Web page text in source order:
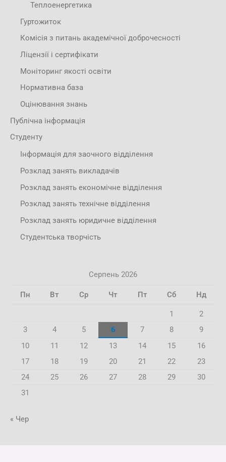
Теплоенергетика
Гуртожиток
Комісія з питань академічної доброчесності
Ліцензії і сертифікати
Моніторинг якості освіти
Нормативна база
Оцінювання знань
Публічна інформація
Студенту
Інформація для заочного відділення
Розклад занять викладачів
Розклад занять економічне відділення
Розклад занять технічне відділення
Розклад занять юридичне відділення
Студентська творчість
Серпень 2026
Пн Вт Ср Чт Пт Сб Нд
1
2
3
4 5 6 7 8
9
10
11 12 13 14 15
16
17
18 19 20 21 22
23
24
25 26 27 28 29
30
31
« Чер